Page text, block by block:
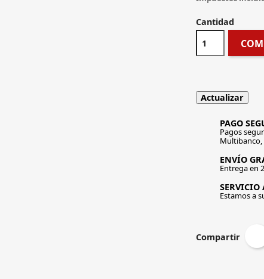
Cantidad
PAGO
Pagos
Multibanco,
ENVÍO
Entrega en
SERVICIO
Estamos a
Compartir